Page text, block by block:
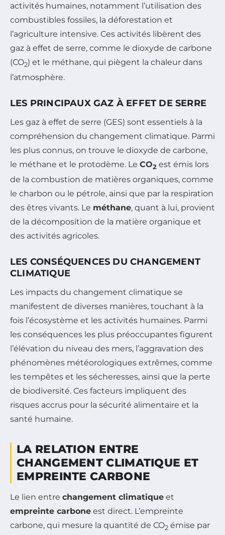
activités humaines, notamment l’utilisation des
combustibles fossiles, la déforestation et
l’agriculture intensive. Ces activités libèrent des
gaz à effet de serre, comme le dioxyde de carbone
(CO2) et le méthane, qui piègent la chaleur dans
l’atmosphère.
LES PRINCIPAUX GAZ À EFFET DE SERRE
Les gaz à effet de serre (GES) sont essentiels à la
compréhension du changement climatique. Parmi
les plus connus, on trouve le dioxyde de carbone,
le méthane et le protodème. Le CO2 est émis lors
de la combustion de matières organiques, comme
le charbon ou le pétrole, ainsi que par la respiration
des êtres vivants. Le méthane, quant à lui, provient
de la décomposition de la matière organique et
des activités agricoles.
LES CONSÉQUENCES DU CHANGEMENT
CLIMATIQUE
Les impacts du changement climatique se
manifestent de diverses manières, touchant à la
fois l’écosystème et les activités humaines. Parmi
les conséquences les plus préoccupantes figurent
l’élévation du niveau des mers, l’aggravation des
phénomènes météorologiques extrêmes, comme
les tempêtes et les sécheresses, ainsi que la perte
de biodiversité. Ces facteurs impliquent des
risques accrus pour la sécurité alimentaire et la
santé humaine.
LA RELATION ENTRE
CHANGEMENT CLIMATIQUE ET
EMPREINTE CARBONE
Le lien entre changement climatique et
empreinte carbone est direct. L’empreinte
carbone, qui mesure la quantité de CO2 émise par